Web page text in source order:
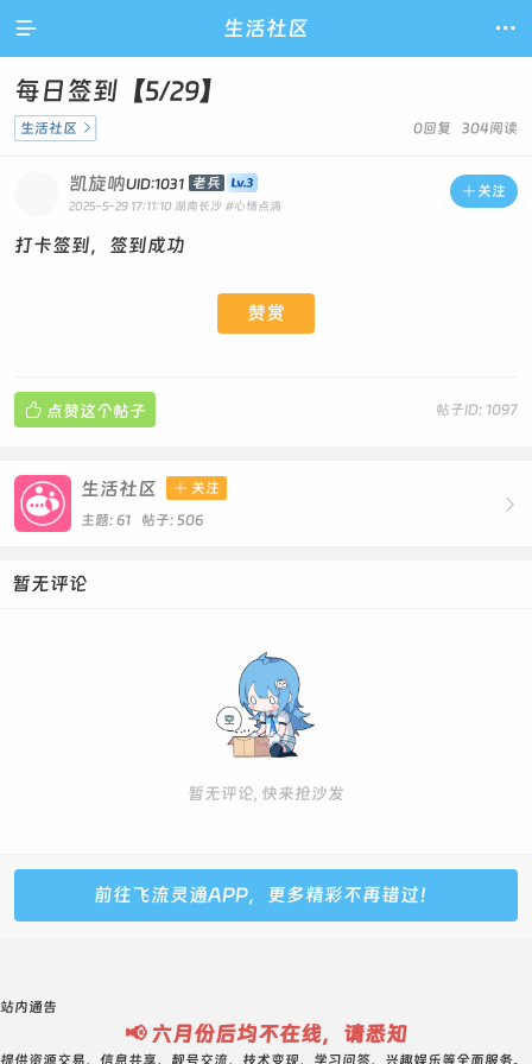
 生活社区 
每日签到【5/29】
0回复 304阅读
生活社区 
 关注
凯旋呐UID:1031 老兵
2025-5-29 17:11:10 湖南长沙 #心情点滴
打卡签到，签到成功
赞赏
帖子ID: 1097
 点赞这个帖子

生活社区  关注
主题: 61 帖子: 506
暂无评论
暂无评论, 快来抢沙发
前往飞流灵通APP，更多精彩不再错过！
站内通告
📢 六月份后均不在线，请悉知
提供资源交易、信息共享、靓号交流、技术变现、学习问答、兴趣娱乐等全面服务。